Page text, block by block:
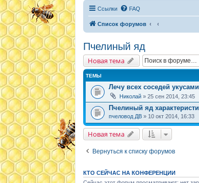
Ссылки FAQ
Список форумов
Пчелиный яд
Новая тема
ТЕМЫ
Лечу всех соседей
Николай » 25 сен 2014, 23:45
Пчелиный яд
пчеловод ДВ » 10 окт 2014, 16:33
Новая тема
Вернуться к списку форумов
КТО СЕЙЧАС НА КОНФЕРЕНЦИИ